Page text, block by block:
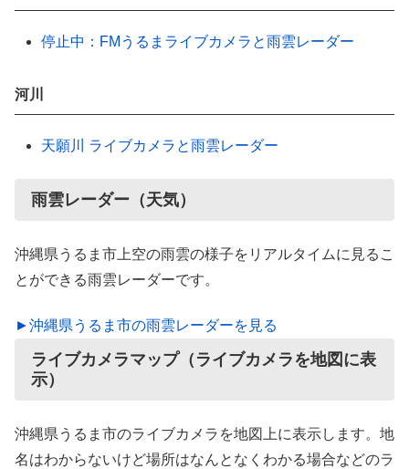
停止中：FMうるまライブカメラと雨雲レーダー
河川
天願川 ライブカメラと雨雲レーダー
雨雲レーダー（天気）
沖縄県うるま市上空の雨雲の様子をリアルタイムに見るこ
とができる雨雲レーダーです。
►沖縄県うるま市の雨雲レーダーを見る
ライブカメラマップ（ライブカメラを地図に表
示）
沖縄県うるま市のライブカメラを地図上に表示します。地
名はわからないけど場所はなんとなくわかる場合などのラ